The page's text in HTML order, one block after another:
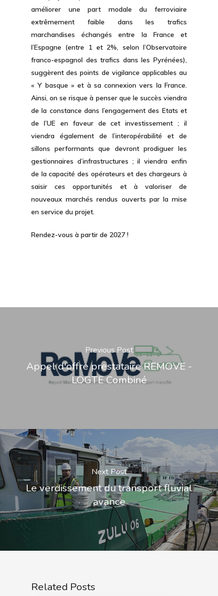
améliorer une part modale du ferroviaire
extrêmement faible dans les trafics
marchandises échangés entre la France et
l’Espagne (entre 1 et 2%, selon l’Observatoire
franco-espagnol des trafics dans les Pyrénées),
suggèrent des points de vigilance applicables au
« Y basque » et à sa connexion vers la France.
Ainsi, on se risque à penser que le succès viendra
de la constance dans l’engagementdes Etats et
de l’UE en faveur de cet investissement ; il
viendra également de l’interopérabilité et de
sillons performants que devront prodiguer les
gestionnaires d’infrastructures ; il viendra enfin
de lacapacité des opérateurs et des chargeurs à
saisir ces opportunités et à valoriser de
nouveaux marchés rendus ouverts par la mise
en service du projet.
Rendez-vous à partir de 2027 !
Previous Post
Appel d'offre prestataire REMOVE -
LOGTE Combiné
Next Post
Le verdissement du transport fluvial
avance
Related Posts